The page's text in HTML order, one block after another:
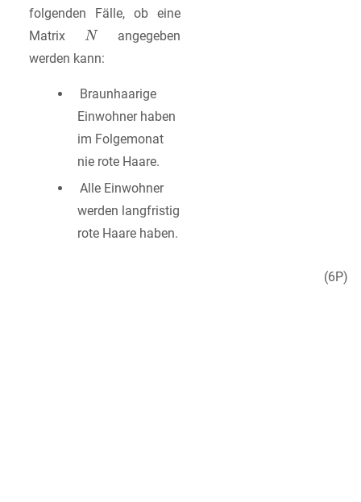
folgenden Fälle, ob eine
Matrix
angegeben
werden kann:
Braunhaarige
Einwohner haben
im Folgemonat
nie rote Haare.
Alle Einwohner
werden langfristig
rote Haare haben.
(6P)